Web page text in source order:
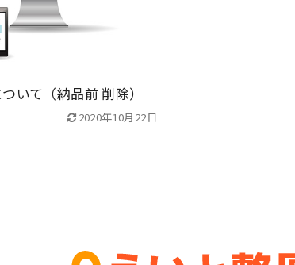
いて（納品前 削除）
2020年10月22日